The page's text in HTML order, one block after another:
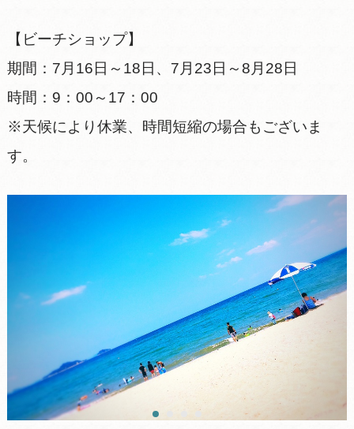
【ビーチショップ】
期間：7月16日～18日、7月23日～8月28日
時間：9：00～17：00
※天候により休業、時間短縮の場合もございま
す。